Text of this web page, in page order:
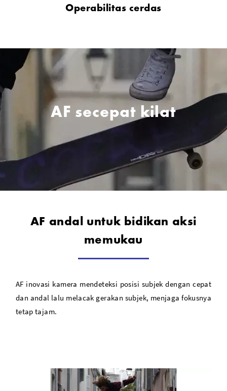
Operabilitas cerdas
AF secepat kilat
AF andal untuk bidikan aksi
memukau
AF inovasi kamera mendeteksi posisi subjek dengan cepat
dan andal lalu melacak gerakan subjek, menjaga fokusnya
tetap tajam.